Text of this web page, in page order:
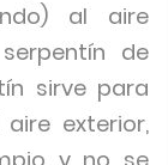
al aire
de
sirve para
exterior,